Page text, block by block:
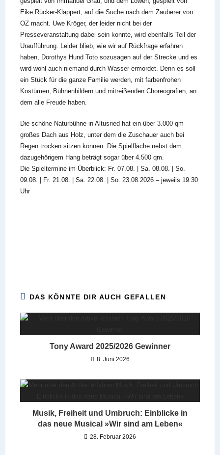
Eike Rücker-Klappert, auf die Suche nach dem Zauberer von
OZ macht. Uwe Kröger, der leider nicht bei der
Presseveranstaltung dabei sein konnte, wird ebenfalls Teil der
Uraufführung. Leider blieb, wie wir auf Rückfrage erfahren
haben, Dorothys Hund Toto sozusagen auf der Strecke und es
wird wohl auch niemand durch Wasser ermordet. Denn es soll
ein Stück für die ganze Familie werden, mit farbenfrohen
Kostümen, Bühnenbildern und mitreißenden Choreografien, an
dem alle Freude haben.
Die schöne Naturbühne in Altusried hat ein über 3.000 qm
großes Dach aus Holz, unter dem die Zuschauer auch bei
Regen trocken sitzen können. Die Spielfläche nebst dem
dazugehörigem Hang beträgt sogar über 4.500 qm.
Die Spieltermine im Überblick: Fr. 07.08. | Sa. 08.08. | So.
09.08. | Fr. 21.08. | Sa. 22.08. | So. 23.08.2026 – jeweils 19:30
Uhr
DAS KÖNNTE DIR AUCH GEFALLEN
Tony Award 2025/2026 Gewinner
8. Juni 2026
Musik, Freiheit und Umbruch: Einblicke in
das neue Musical »Wir sind am Leben«
28. Februar 2026